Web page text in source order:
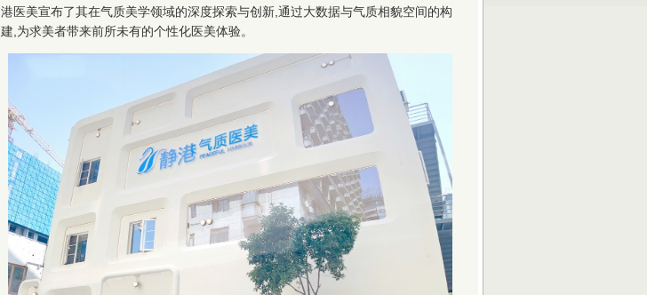
港医美宣布了其在气质美学领域的深度探索与创新,通过大数据与气质相貌空间的构
建,为求美者带来前所未有的个性化医美体验。